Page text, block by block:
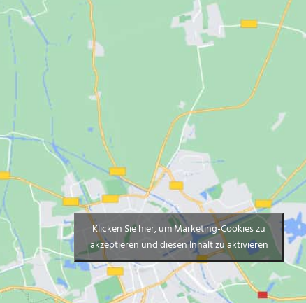
Klicken Sie hier, um Marketing-Cookies zu
akzeptieren und diesen Inhalt zu aktivieren